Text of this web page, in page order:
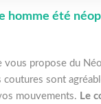
été
vous propose du
sont
mouvements. Le